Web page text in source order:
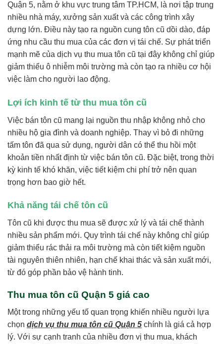
Quận 5, nằm ở khu vực trung tâm TP.HCM, là nơi tập trung
nhiều nhà máy, xưởng sản xuất và các công trình xây
dựng lớn. Điều này tạo ra nguồn cung tôn cũ dồi dào, đáp
ứng nhu cầu thu mua của các đơn vị tái chế. Sự phát triển
mạnh mẽ của dịch vụ thu mua tôn cũ tại đây không chỉ giúp
giảm thiểu ô nhiễm môi trường mà còn tạo ra nhiều cơ hội
việc làm cho người lao động.
Lợi ích kinh tế từ thu mua tôn cũ
Việc bán tôn cũ mang lại nguồn thu nhập không nhỏ cho
nhiều hộ gia đình và doanh nghiệp. Thay vì bỏ đi những
tấm tôn đã qua sử dụng, người dân có thể thu hồi một
khoản tiền nhất định từ việc bán tôn cũ. Đặc biệt, trong thời
kỳ kinh tế khó khăn, việc tiết kiệm chi phí trở nên quan
trọng hơn bao giờ hết.
Khả năng tái chế tôn cũ
Tôn cũ khi được thu mua sẽ được xử lý và tái chế thành
nhiều sản phẩm mới. Quy trình tái chế này không chỉ giúp
giảm thiểu rác thải ra môi trường mà còn tiết kiệm nguồn
tài nguyên thiên nhiên, hạn chế khai thác và sản xuất mới,
từ đó góp phần bảo vệ hành tinh.
Thu mua tôn cũ Quận 5 giá cao
Một trong những yếu tố quan trọng khiến nhiều người lựa
chọn dịch vụ thu mua tôn cũ Quận 5 chính là giá cả hợp
lý. Với sự cạnh tranh của nhiều đơn vị thu mua, khách